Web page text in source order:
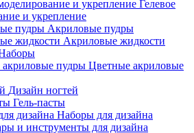
Гелевое
и укрепление
Акриловые пудры
Акриловые жидкости
Цветные акриловые
Дизайн ногтей
Гель-пасты
Наборы для дизайна